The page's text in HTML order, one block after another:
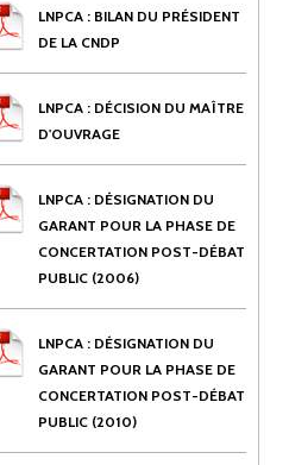
LNPCA : BILAN DU PRÉSIDENT
DE LA CNDP
LNPCA : DÉCISION DU MAÎTRE
D'OUVRAGE
LNPCA : DÉSIGNATION DU
GARANT POUR LA PHASE DE
CONCERTATION POST-DÉBAT
PUBLIC (2006)
LNPCA : DÉSIGNATION DU
GARANT POUR LA PHASE DE
CONCERTATION POST-DÉBAT
PUBLIC (2010)